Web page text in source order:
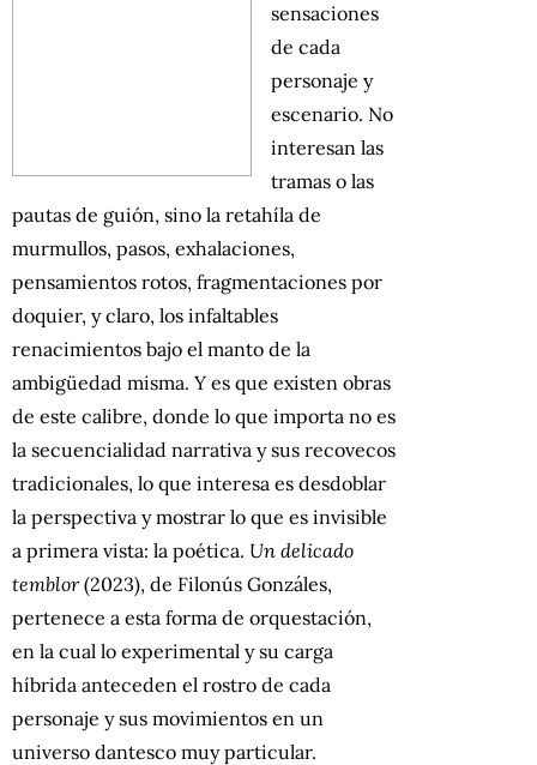
sensaciones
de cada
personaje y
escenario. No
interesan las
tramas o las
pautas de guión, sino la retahíla de
murmullos, pasos, exhalaciones,
pensamientos rotos, fragmentaciones por
doquier, y claro, los infaltables
renacimientos bajo el manto de la
ambigüedad misma. Y es que existen obras
de este calibre, donde lo que importa no es
la secuencialidad narrativa y sus recovecos
tradicionales, lo que interesa es desdoblar
la perspectiva y mostrar lo que es invisible
a primera vista: la poética. Un delicado
temblor(2023), de Filonús Gonzáles,
pertenece a esta forma de orquestación,
en la cual lo experimental y su carga
híbrida anteceden el rostro de cada
personaje y sus movimientos en un
universo dantesco muy particular.